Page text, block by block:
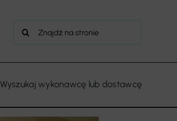
Szukaj
Wyszukaj wykonawcę lub dostawcę